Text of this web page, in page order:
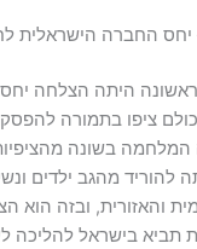
היתה הצלחה
ציפו בתמורה
בשונה
מהגב ילדים
והאזורית, ובזה הוא
תביא בישראל להליכה